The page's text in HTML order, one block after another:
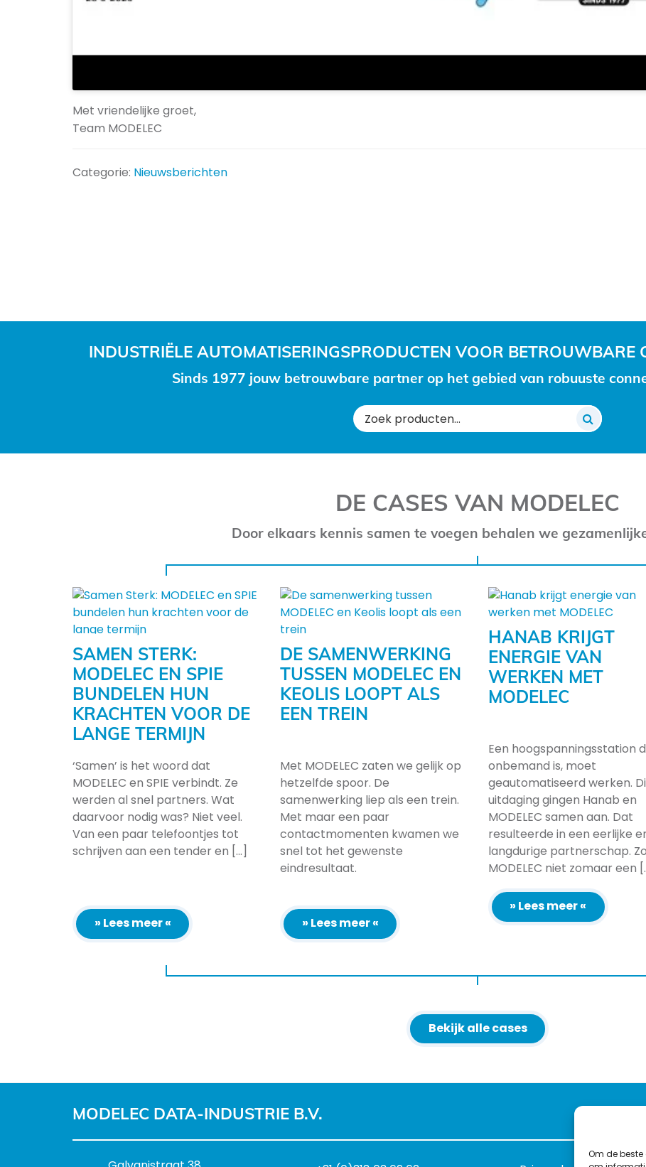
Om de
Met vriendelijke groet,
Team MODELEC
Categorie: Nieuwsberichten
INDUSTRIËLE AUTOMATISERINGSPRODUCTEN VOOR BETROUWBARE
Sinds 1977 jouw betrouwbare partner op het gebied van robuuste
Zoeken
naar:
DE CASES VAN MODELEC
Door elkaars kennis samen te voegen behalen we
SAMEN STERK:
MODELEC EN SPIE
BUNDELEN HUN
KRACHTEN VOOR DE
LANGE TERMIJN
‘Samen’ is het woord dat
MODELEC en SPIE verbindt. Ze
werden al snel partners. Wat
daarvoor nodig was? Niet veel.
Van een paar telefoontjes tot
schrijven aan een tender en [...]
» Lees meer «
DE SAMENWERKING
TUSSEN MODELEC EN
KEOLIS LOOPT ALS
EEN TREIN
Met MODELEC zaten we gelijk op
hetzelfde spoor. De
samenwerking liep als een trein.
Met maar een paar
contactmomenten kwamen we
snel tot het gewenste
eindresultaat.
» Lees meer «
HANAB KRIJGT
ENERGIE VAN
WERKEN MET
MODELEC
Een hoogspanningsstation
onbemand is, moet
geautomatiseerd werken.
uitdaging gingen Hanab en
MODELEC samen aan. Dat
resulteerde in een eerlijke
langdurige partnerschap.
MODELEC niet zomaar een
» Lees meer «
Bekijk alle cases
MODELEC DATA-INDUSTRIE B.V.